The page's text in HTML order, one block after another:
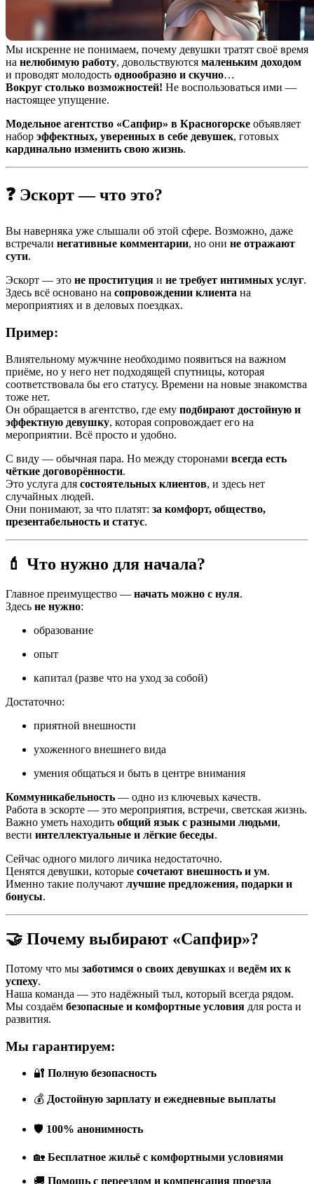
Мы искренне не понимаем, почему девушки тратят своё время
на нелюбимую работу, довольствуются маленьким доходом
и проводят молодость однообразно и скучно…
Вокруг столько возможностей! Не воспользоваться ими —
настоящее упущение.
Модельное агентство «Сапфир» в Красногорске объявляет
набор эффектных, уверенных в себе девушек, готовых
кардинально изменить свою жизнь.
❓ Эскорт — что это?
Вы наверняка уже слышали об этой сфере. Возможно, даже
встречали негативные комментарии, но они не отражают
сути.
Эскорт — это не проституция и не требует интимных услуг.
Здесь всё основано на сопровождении клиента на
мероприятиях и в деловых поездках.
Пример:
Влиятельному мужчине необходимо появиться на важном
приёме, но у него нет подходящей спутницы, которая
соответствовала бы его статусу. Времени на новые знакомства
тоже нет.
Он обращается в агентство, где ему подбирают достойную и
эффектную девушку, которая сопровождает его на
мероприятии. Всё просто и удобно.
С виду — обычная пара. Но между сторонами всегда есть
чёткие договорённости.
Это услуга для состоятельных клиентов, и здесь нет
случайных людей.
Они понимают, за что платят: за комфорт, общество,
презентабельность и статус.
💄 Что нужно для начала?
Главное преимущество — начать можно с нуля.
Здесь не нужно:
образование
опыт
капитал (разве что на уход за собой)
Достаточно:
приятной внешности
ухоженного внешнего вида
умения общаться и быть в центре внимания
Коммуникабельность — одно из ключевых качеств.
Работа в эскорте — это мероприятия, встречи, светская жизнь.
Важно уметь находить общий язык с разными людьми,
вести интеллектуальные и лёгкие беседы.
Сейчас одного милого личика недостаточно.
Ценятся девушки, которые сочетают внешность и ум.
Именно такие получают лучшие предложения, подарки и
бонусы.
🤝 Почему выбирают «Сапфир»?
Потому что мы заботимся о своих девушках и ведём их к
успеху.
Наша команда — это надёжный тыл, который всегда рядом.
Мы создаём безопасные и комфортные условия для роста и
развития.
Мы гарантируем:
🔐 Полную безопасность
💰 Достойную зарплату и ежедневные выплаты
🛡 100% анонимность
🏡 Бесплатное жильё с комфортными условиями
🚚 Помощь с переездом и компенсация проезда